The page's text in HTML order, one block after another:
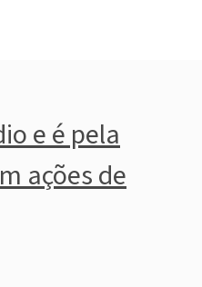
e é pela
ações de